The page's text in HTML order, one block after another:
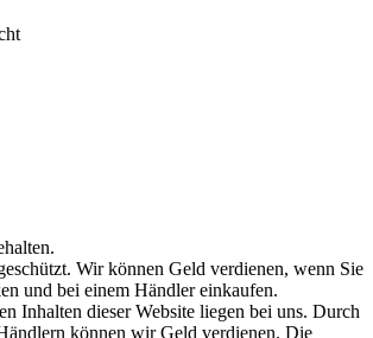
Wir können Geld verdienen, wenn Sie
und bei einem Händler einkaufen.
Inhalten dieser Website liegen bei uns. Durch
können wir Geld verdienen. Die